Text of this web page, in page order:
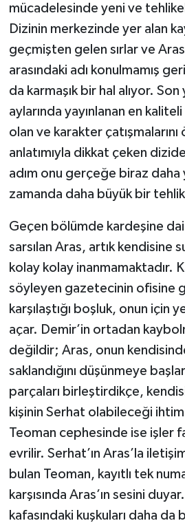
mücadelesinde yeni ve
Dizinin merkezinde yer alan
geçmişten gelen sırlar ve
arasındaki adı konulmamış
da karmaşık bir hal alıyor. Son
aylarında yayınlanan en
olan ve karakter çatışmalarını
anlatımıyla dikkat çeken
adım onu gerçeğe biraz daha
zamanda daha büyük bir
Geçen bölümde kardeşine
sarsılan Aras, artık kendisine
kolay kolay inanmamaktadır.
söyleyen gazetecinin ofisine
karşılaştığı boşluk, onun için
açar. Demir’in ortadan
değildir; Aras, onun
saklandığını düşünmeye
parçaları birleştirdikçe,
kişinin Serhat olabileceği
Teoman cephesinde ise işler
evrilir. Serhat’ın Aras’la
bulan Teoman, kayıtlı tek
karşısında Aras’ın sesini
kafasındaki kuşkuları daha